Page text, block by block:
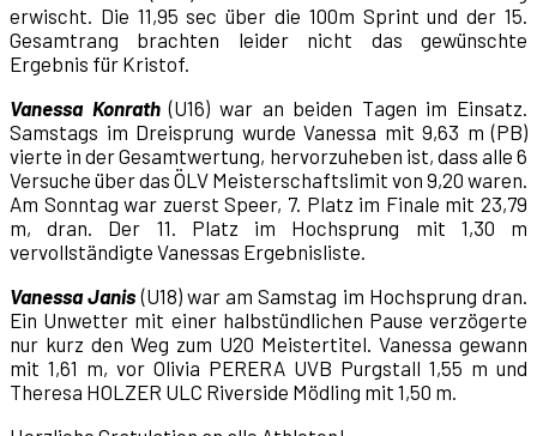
erwischt. Die 11,95 sec über die 100m Sprint und der 15.
Gesamtrang brachten leider nicht das gewünschte
Ergebnis für Kristof.
Vanessa Konrath(U16) war an beiden Tagen im Einsatz.
Samstags im Dreisprung wurde Vanessa mit 9,63 m (PB)
vierte in der Gesamtwertung, hervorzuheben ist, dass alle 6
Versuche über das ÖLV Meisterschaftslimit von 9,20 waren.
Am Sonntag war zuerst Speer, 7. Platz im Finale mit 23,79
m, dran. Der 11. Platz im Hochsprung mit 1,30 m
vervollständigte Vanessas Ergebnisliste.
Vanessa Janis (U18) war am Samstag im Hochsprung dran.
Ein Unwetter mit einer halbstündlichen Pause verzögerte
nur kurz den Weg zum U20 Meistertitel. Vanessa gewann
mit 1,61 m, vor Olivia PERERA UVB Purgstall 1,55 m und
Theresa HOLZER ULC Riverside Mödling mit 1,50 m.